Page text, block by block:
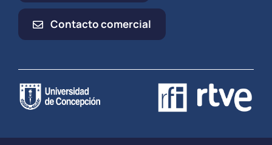
Contacto comercial